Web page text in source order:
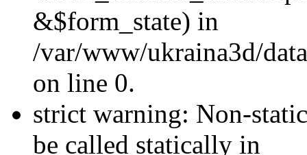
&$form_state) in
/var/www/ukraina3d/
on line 0.
strict warning: Non-
be called statically in